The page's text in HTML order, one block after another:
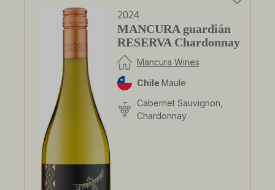
2024
MANCURA guardián
RESERVA Chardonnay
Mancura Wines
Chile Maule
Cabernet Sauvignon,
Chardonnay